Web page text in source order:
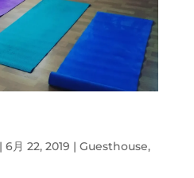
6月 22, 2019 | Guesthouse,